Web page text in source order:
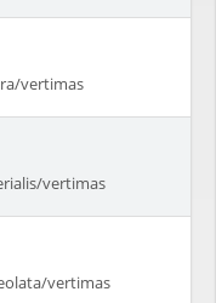
vertimas
vertimas
vertimas